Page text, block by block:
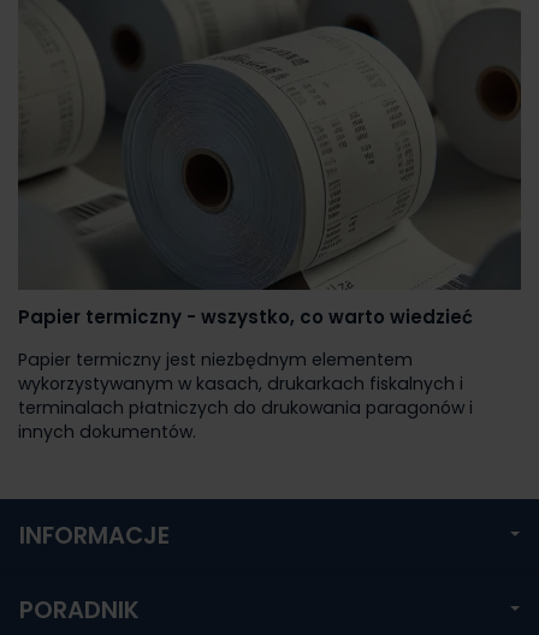
Papier termiczny - wszystko, co warto wiedzieć
Papier termiczny jest niezbędnym elementem
wykorzystywanym w kasach, drukarkach fiskalnych i
terminalach płatniczych do drukowania paragonów i
innych dokumentów.
INFORMACJE
PORADNIK